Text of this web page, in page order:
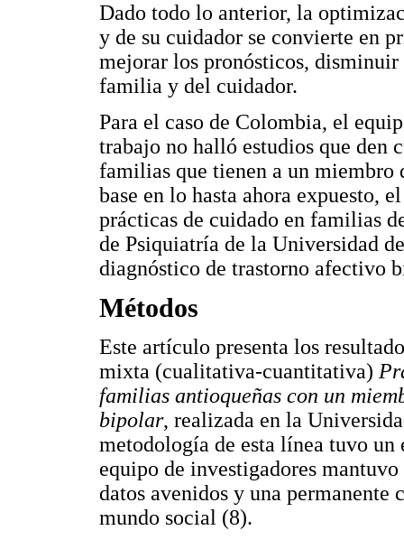
Dado todo lo anterior, la
y de su cuidador se convierte en
mejorar los pronósticos,
familia y del cuidador.
Para el caso de Colombia, el
trabajo no halló estudios que den
familias que tienen a un miembro
base en lo hasta ahora expuesto,
prácticas de cuidado en familias
de Psiquiatría de la Universidad
diagnóstico de trastorno afectivo
Métodos
Este artículo presenta los
mixta (cualitativa-cuantitativa)
familias antioqueñas con un
bipolar, realizada en la
metodología de esta línea tuvo
equipo de investigadores
datos avenidos y una
mundo social (8).